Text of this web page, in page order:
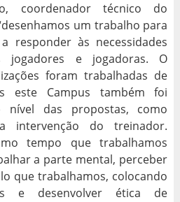
coordenador técnico do
um trabalho para
responder às necessidades
jogadores e jogadoras. O
foram trabalhadas de
este Campus também foi
nível das propostas, como
intervenção do treinador.
tempo que trabalhamos
a parte mental, perceber
que trabalhamos, colocando
e desenvolver ética de